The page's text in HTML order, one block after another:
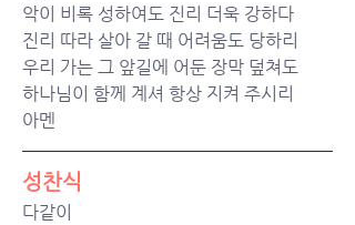
악이 비록 성하여도 진리 더욱 강하다
진리 따라 살아 갈 때 어려움도 당하리
우리 가는 그 앞길에 어둔 장막 덮쳐도
하나님이 함께 계셔 항상 지켜 주시리
아멘
성찬식
다같이